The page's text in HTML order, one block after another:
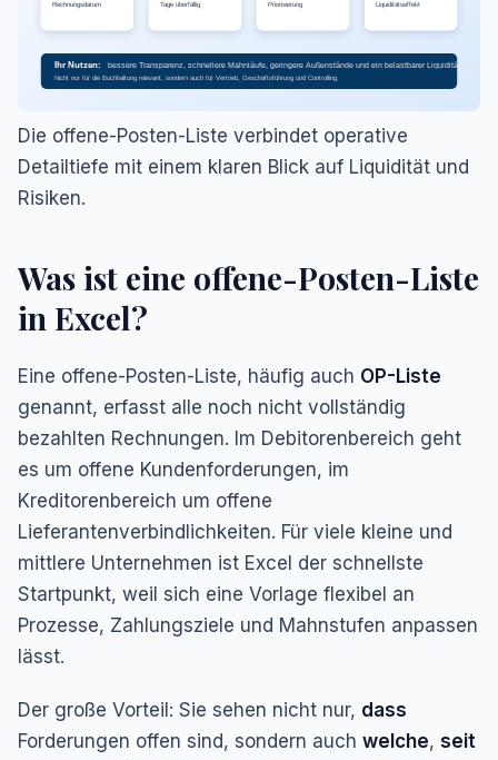
Rechnungsdatum
Tage überfällig
Priorisierung
Liquiditätseffekt
Ihr Nutzen: bessere Transparenz, schnellere Mahnläufe, geringere Außenstände und ein belastbarer Liquiditätsblick
Nicht nur für die Buchhaltung relevant, sondern auch für Vertrieb, Geschäftsführung und Controlling.
Die offene-Posten-Liste verbindet operative
Detailtiefe mit einem klaren Blick auf Liquidität und
Risiken.
Was ist eine offene-Posten-Liste
in Excel?
Eine offene-Posten-Liste, häufig auch OP-Liste
genannt, erfasst alle noch nicht vollständig
bezahlten Rechnungen. Im Debitorenbereich geht
es um offene Kundenforderungen, im
Kreditorenbereich um offene
Lieferantenverbindlichkeiten. Für viele kleine und
mittlere Unternehmen ist Excel der schnellste
Startpunkt, weil sich eine Vorlage flexibel an
Prozesse, Zahlungsziele und Mahnstufen anpassen
lässt.
Der große Vorteil: Sie sehen nicht nur, dass
Forderungen offen sind, sondern auch welche, seit